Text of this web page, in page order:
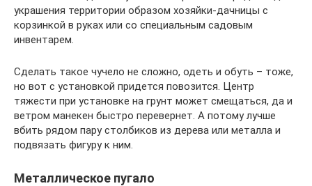
украшения территории образом хозяйки-дачницы с
корзинкой в руках или со специальным садовым
инвентарем.
Сделать такое чучело не сложно, одеть и обуть – тоже,
но вот с установкой придется повозится. Центр
тяжести при установке на грунт может смещаться, да и
ветром манекен быстро перевернет. А потому лучше
вбить рядом пару столбиков из дерева или металла и
подвязать фигуру к ним.
Металлическое пугало